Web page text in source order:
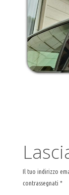
Il tuo indirizzo
contrassegnati *